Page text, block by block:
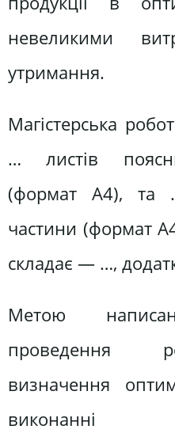
невеликими
утримання.
Магістерська
… листів
(формат А4), та
частини (формат
складає — …,
Метою
проведення
визначення
виконанні